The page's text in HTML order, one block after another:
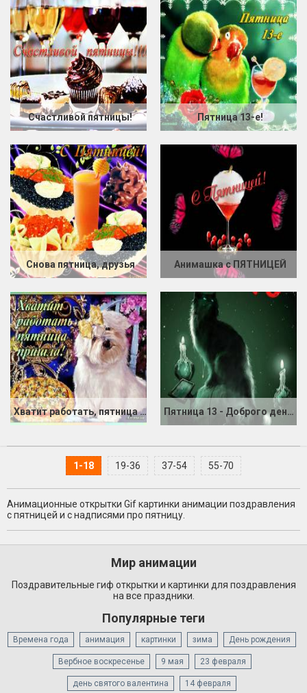
Счастливой пятницы! Пятница 13-е!
Снова пятница, друзья Анимашка с ПЯТНИЦЕЙ
Хватит работать, пятница пришла! Пятница 13 - Доброго денёчка и весёлой ночки
1-18 19-36 37-54 55-70
Анимационные открытки Gif картинки анимации поздравления
с пятницей и с надписями про пятницу.
Мир анимации
Поздравительные гиф открытки и картинки для поздравления
на все праздники.
Популярные теги
Времена года анимация картинки зима День рождения
Вербное воскресенье 9 мая 23 февраля
день святого валентина 14 февраля